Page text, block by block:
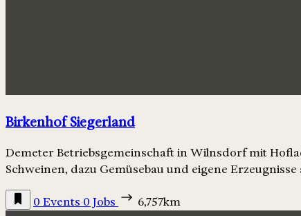
Birkenhof Siegerland
Demeter Betriebsgemeinschaft in Wilnsdorf mit
Schweinen, dazu Gemüsebau und eigene
0 Events 0 Jobs 6,757km